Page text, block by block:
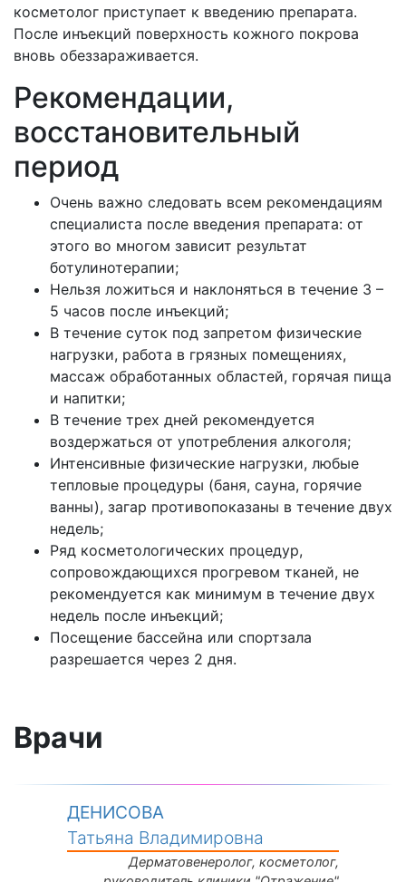
косметолог приступает к введению препарата.
После инъекций поверхность кожного покрова
вновь обеззараживается.
Рекомендации,
восстановительный
период
Очень важно следовать всем рекомендациям
специалиста после введения препарата: от
этого во многом зависит результат
ботулинотерапии;
Нельзя ложиться и наклоняться в течение 3 –
5 часов после инъекций;
В течение суток под запретом физические
нагрузки, работа в грязных помещениях,
массаж обработанных областей, горячая пища
и напитки;
В течение трех дней рекомендуется
воздержаться от употребления алкоголя;
Интенсивные физические нагрузки, любые
тепловые процедуры (баня, сауна, горячие
ванны), загар противопоказаны в течение двух
недель;
Ряд косметологических процедур,
сопровождающихся прогревом тканей, не
рекомендуется как минимум в течение двух
недель после инъекций;
Посещение бассейна или спортзала
разрешается через 2 дня.
Врачи
ДЕНИСОВА
Татьяна Владимировна
Дерматовенеролог, косметолог,